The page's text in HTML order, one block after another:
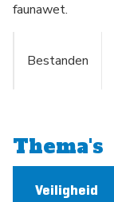
faunawet.
Bestanden
Thema's
Veiligheid